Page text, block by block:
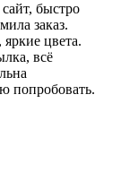
быстро
заказ.
цвета.
всё
попробовать.